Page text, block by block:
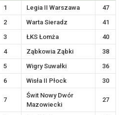
1 Legia II Warszawa
47
2
Warta Sieradz
41
3
ŁKS Łomża
40
4
Ząbkowia Ząbki
38
5
Wigry Suwałki
36
6
Wisła II Płock 30
7
Świt Nowy Dwór
Mazowiecki
27